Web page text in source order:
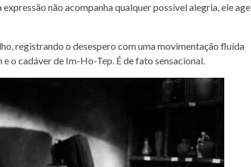
não acompanha qualquer possível alegria, ele age
registrando o desespero com uma movimentação fluída
o cadáver de Im-Ho-Tep. É de fato sensacional.